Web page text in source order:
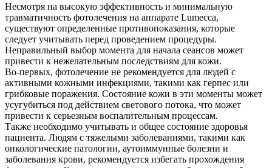
Несмотря на высокую эффективность и минимальную
травматичность фотолечения на аппарате Lumecca,
существуют определенные противопоказания, которые
следует учитывать перед проведением процедуры.
Неправильный выбор момента для начала сеансов может
привести к нежелательным последствиям для кожи.
Во-первых, фотолечение не рекомендуется для людей с
активными кожными инфекциями, такими как герпес или
грибковые поражения. Состояние кожи в эти моменты может
усугубиться под действием светового потока, что может
привести к серьезным воспалительным процессам.
Также необходимо учитывать и общее состояние здоровья
пациента. Людям с тяжелыми заболеваниями, такими как
онкологические патологии, аутоиммунные болезни и
заболевания крови, рекомендуется избегать прохождения